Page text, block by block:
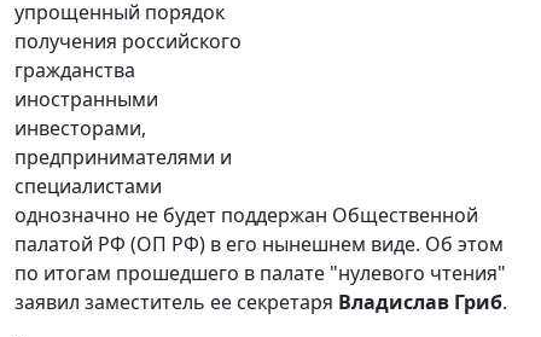
упрощенный порядок
получения российского
гражданства
иностранными
инвесторами,
предпринимателями и
специалистами
однозначно не будет поддержан Общественной
палатой РФ (ОП РФ) в его нынешнем виде. Об этом
по итогам прошедшего в палате "нулевого чтения"
заявил заместитель ее секретаря Владислав Гриб.